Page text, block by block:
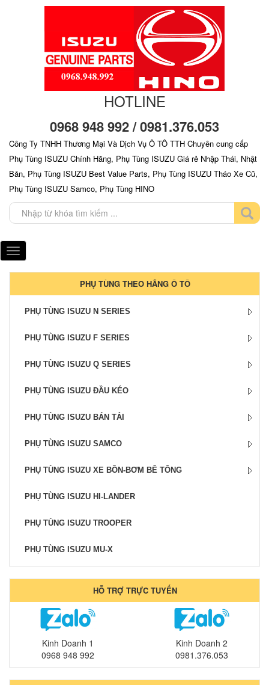
HOTLINE
0968 948 992 / 0981.376.053
Công Ty TNHH Thương Mại Và Dịch Vụ Ô TÔ TTH Chuyên cung cấp
Phụ Tùng ISUZU Chính Hãng, Phụ Tùng ISUZU Giá rẻ Nhập Thái, Nhật
Bản, Phụ Tùng ISUZU Best Value Parts, Phụ Tùng ISUZU Tháo Xe Cũ,
Phụ Tùng ISUZU Samco, Phụ Tùng HINO
Toggle
navigation
PHỤ TÙNG THEO HÃNG Ô TÔ
PHỤ TÙNG ISUZU N SERIES
PHỤ TÙNG ISUZU F SERIES
PHỤ TÙNG ISUZU Q SERIES
PHỤ TÙNG ISUZU ĐẦU KÉO
PHỤ TÙNG ISUZU BÁN TẢI
PHỤ TÙNG ISUZU SAMCO
PHỤ TÙNG ISUZU XE BỒN-BƠM BÊ TÔNG
PHỤ TÙNG ISUZU HI-LANDER
PHỤ TÙNG ISUZU TROOPER
PHỤ TÙNG ISUZU MU-X
HỖ TRỢ TRỰC TUYẾN
Kinh Doanh 1
0968 948 992
Kinh Doanh 2
0981.376.053